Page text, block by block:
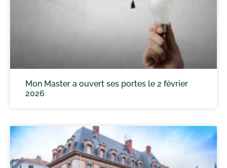
Mon Master a ouvert ses portes le 2 février
2026